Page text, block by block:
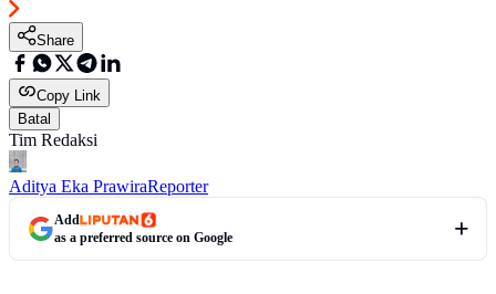
Share
Copy Link
Batal
Tim Redaksi
Aditya Eka PrawiraReporter
Add
as a preferred source on Google